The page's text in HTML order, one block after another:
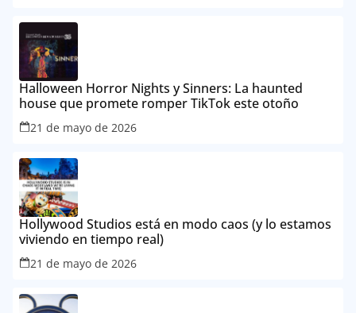
Halloween Horror Nights y Sinners: La haunted
house que promete romper TikTok este otoño
21 de mayo de 2026
Hollywood Studios está en modo caos (y lo estamos
viviendo en tiempo real)
21 de mayo de 2026